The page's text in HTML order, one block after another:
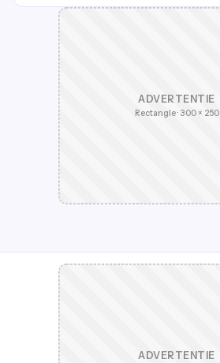
ADVERTENTIE
Rectangle · 300 × 250
ADVERTENTIE